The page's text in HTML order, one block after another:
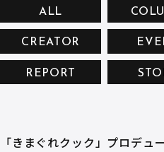
お問
プライバシ
ALL
CREATOR
REPORT
「きまぐれクック」プロデ